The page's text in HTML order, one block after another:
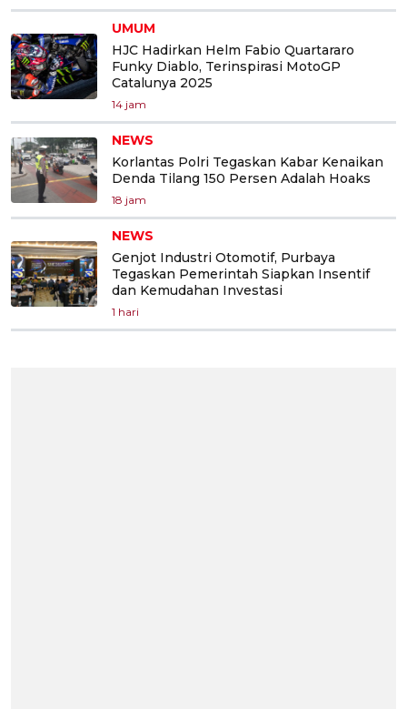
UMUM
HJC Hadirkan Helm Fabio Quartararo
Funky Diablo, Terinspirasi MotoGP
Catalunya 2025
14 jam
NEWS
Korlantas Polri Tegaskan Kabar Kenaikan
Denda Tilang 150 Persen Adalah Hoaks
18 jam
NEWS
Genjot Industri Otomotif, Purbaya
Tegaskan Pemerintah Siapkan Insentif
dan Kemudahan Investasi
1 hari